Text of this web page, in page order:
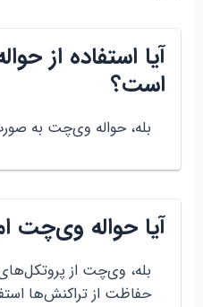
آیا استفاده از
است؟
بله، حواله وی‌چت به
آیا حواله وی‌چت
بله، وی‌چت از
حفاظت از تراکنش‌ها